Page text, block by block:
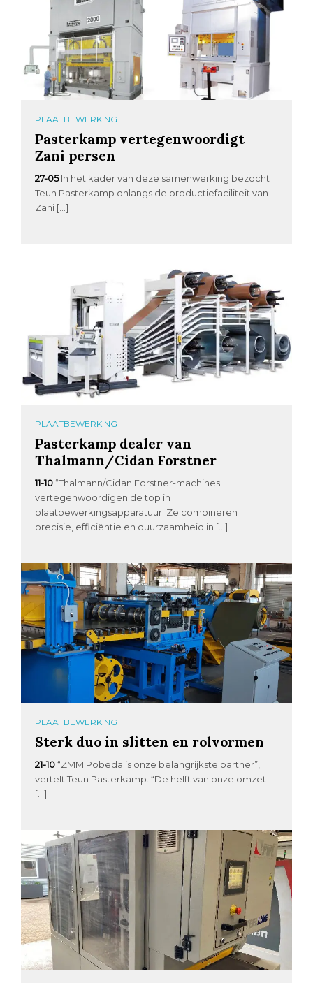
PLAATBEWERKING
Pasterkamp vertegenwoordigt
Zani persen
27-05 In het kader van deze samenwerking bezocht
Teun Pasterkamp onlangs de productiefaciliteit van
Zani […]
PLAATBEWERKING
Pasterkamp dealer van
Thalmann/Cidan Forstner
11-10 “Thalmann/Cidan Forstner-machines
vertegenwoordigen de top in
plaatbewerkingsapparatuur. Ze combineren
precisie, efficiëntie en duurzaamheid in […]
PLAATBEWERKING
Sterk duo in slitten en rolvormen
21-10 “ZMM Pobeda is onze belangrijkste partner”,
vertelt Teun Pasterkamp. “De helft van onze omzet
[…]